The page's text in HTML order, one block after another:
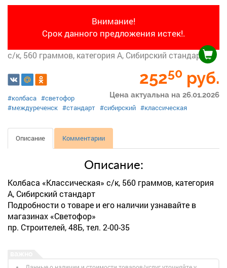
Внимание!
Срок данного предложения истек!.
с/к, 560 граммов, категория А, Сибирский стандарт
25250 руб.
Цена актуальна на 26.01.2026
#колбаса #светофор
#междуреченск #стандарт #сибирский #классическая
Описание Комментарии
Описание:
Колбаса «Классическая» с/к, 560 граммов, категория
А, Сибирский стандарт
Подробности о товаре и его наличии узнавайте в
магазинах «Светофор»
пр. Строителей, 48Б, тел. 2-00-35